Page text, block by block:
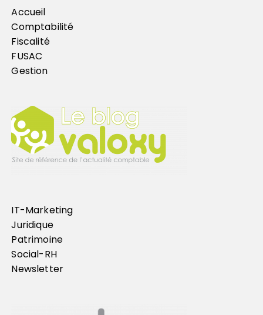
Accueil
Comptabilité
Fiscalité
FUSAC
Gestion
IT-Marketing
Juridique
Patrimoine
Social-RH
Newsletter